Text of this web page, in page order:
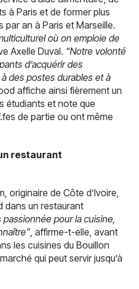
à Paris et de former plus
par an à Paris et Marseille.
où on emploie de
Axelle Duval. “Notre volonté
d’acquérir des
des postes durables et à
affiche ainsi fièrement un
étudiants et note que
de partie ou ont même
restaurant
originaire de Côte d’Ivoire,
dans un restaurant
passionnée pour la cuisine,
, affirme-t-elle, avant
les cuisines du Bouillon
qui peut servir jusqu’à